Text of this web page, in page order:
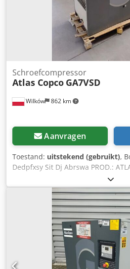
Wilków 862 km
Schroefcompressor
Atlas Copco GA7VSD
Aanvragen
Toestand: uitstekend (gebruikt),
Dedpfxsy Sit Dj Abrswa PROD.:
GA7VSD S/N: CAI716650 JAAR: 2013
CAPACITEIT (m3/min): 1,21 DRUK
(BEDRIJF/TOTAAL): 46345
INGEBOUWDE DROGER: nee
(LUCHT/WATER): lucht OP TANK:
NIEUW/GEBRUIKT: GEBRUIKT